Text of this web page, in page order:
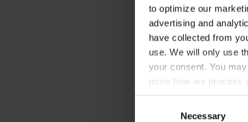
to optimize our
advertising and
have collected from
use. We will only use
your consent. You
more how we process
Necessary